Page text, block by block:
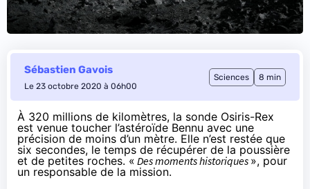
Sébastien Gavois
Le 23 octobre 2020 à 06h00
Sciences 8 min
À 320 millions de kilomètres, la sonde Osiris-Rex
est venue toucher l’astéroïde Bennu avec une
précision de moins d’un mètre. Elle n’est restée que
six secondes, le temps de récupérer de la poussière
et de petites roches. « Des moments historiques », pour
un responsable de la mission.